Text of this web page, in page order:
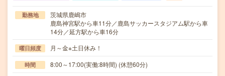
勤務地
茨城県鹿嶋市
鹿島神宮駅から車11分／鹿島サッカースタジアム駅から車
14分／延方駅から車16分
曜日頻度 月～金※土日休み！
時間 8:00～17:00(実働:8時間) (休憩60分)